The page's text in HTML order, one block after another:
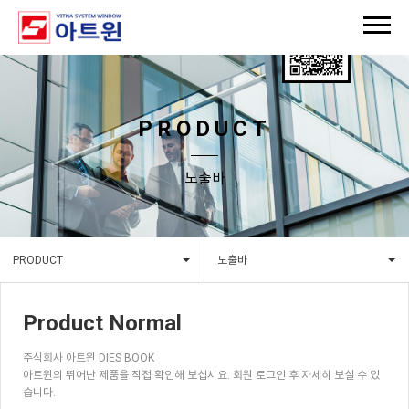
PRODUCT
노출바
PRODUCT 노출바
Product Normal
주식회사 아트윈 DIES BOOK
아트윈의 뛰어난 제품을 직접 확인해 보십시요. 회원 로그인 후 자세히 보실 수 있
습니다.